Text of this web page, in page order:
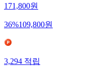
171,800원
36%109,800원
3,294적립